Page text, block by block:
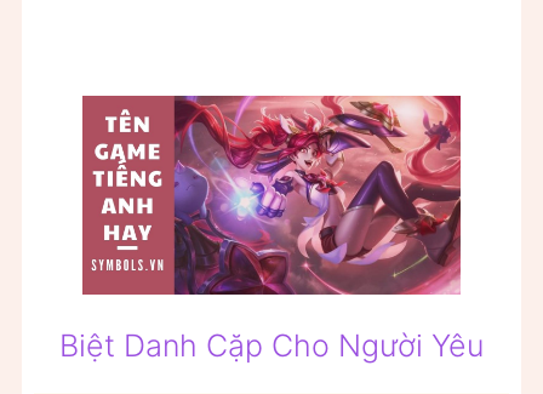
Biệt Danh Cặp Cho Người Yêu